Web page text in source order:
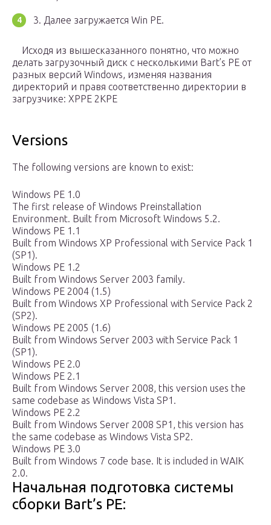
3. Далее загружается Win PE.
Исходя из вышесказанного понятно, что можно
делать загрузочный диск с несколькими Bart’s PE от
разных версий Windows, изменяя названия
директорий и правя соответственно директории в
загрузчике: XPPE 2KPE
Versions
The following versions are known to exist:
Windows PE 1.0
The first release of Windows Preinstallation
Environment. Built from Microsoft Windows 5.2.
Windows PE 1.1
Built from Windows XP Professional with Service Pack 1
(SP1).
Windows PE 1.2
Built from Windows Server 2003 family.
Windows PE 2004 (1.5)
Built from Windows XP Professional with Service Pack 2
(SP2).
Windows PE 2005 (1.6)
Built from Windows Server 2003 with Service Pack 1
(SP1).
Windows PE 2.0
Windows PE 2.1
Built from Windows Server 2008, this version uses the
same codebase as Windows Vista SP1.
Windows PE 2.2
Built from Windows Server 2008 SP1, this version has
the same codebase as Windows Vista SP2.
Windows PE 3.0
Built from Windows 7 code base. It is included in WAIK
2.0.
Начальная подготовка системы
сборки Bart’s PE: